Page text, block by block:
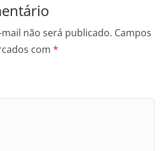
não será publicado. Campos
com *